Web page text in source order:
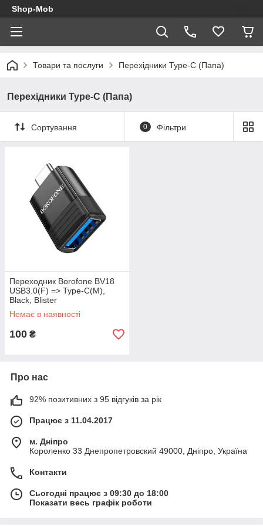
Shop-Mob
Товари та послуги Перехідники Type-C (Папа)
Перехідники Type-C (Папа)
Сортування 0 Фільтри
Переходник Borofone BV18
USB3.0(F) => Type-C(M),
Black, Blister
Немає в наявності
100 ₴
Про нас
92% позитивних з 95 відгуків за рік
Працює з 11.04.2017
м. Дніпро
Короленко 33 Днепропетровский 49000, Дніпро, Україна
Контакти
Сьогодні працює з 09:30 до 18:00
Показати весь графік роботи